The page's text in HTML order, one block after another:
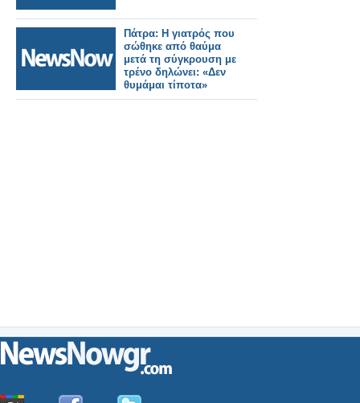
Πάτρα: Η γιατρός που
σώθηκε από θαύμα
μετά τη σύγκρουση με
τρένο δηλώνει: «Δεν
θυμάμαι τίποτα»